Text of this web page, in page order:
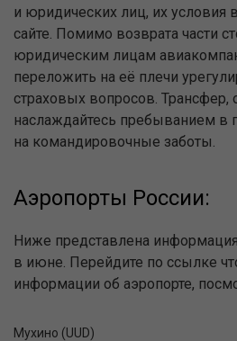
и юридических лиц, их условия
сайте. Помимо возврата части
юридическим лицам
переложить на её плечи
страховых вопросов. Трансфер,
наслаждайтесь пребыванием в
на командировочные заботы.
Аэропорты России:
Ниже представлена
в июне. Перейдите по ссылке
информации об аэропорте,
Мухино (UUD)